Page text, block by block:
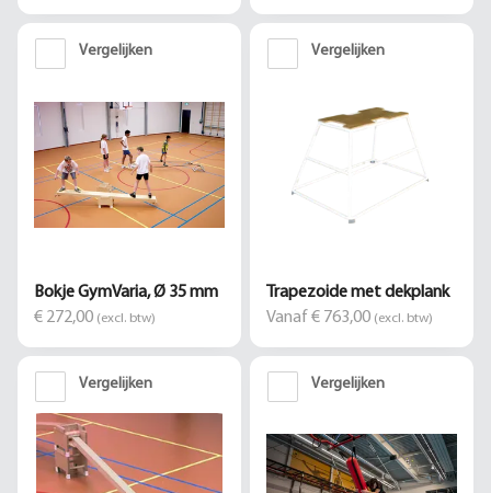
Vergelijken
Bokje GymVaria, Ø 35 mm
€ 272,00 (excl. btw)
Vergelijken
Trapezoide met dekplank
Vanaf € 763,00 (excl. btw)
Vergelijken Vergelijken